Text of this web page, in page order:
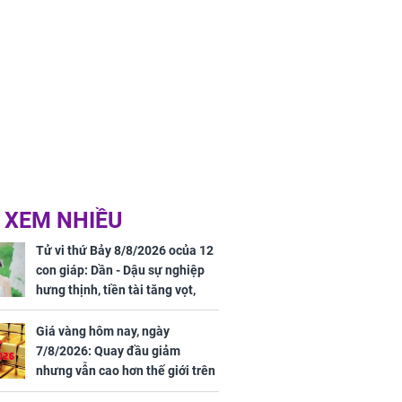
NHIỀU
Tử vi thứ Bảy 8/8/2026 ocủa 12
con giáp: Dần - Dậu sự nghiệp
hưng thịnh, tiền tài tăng vọt,
Mão - Thân công việc bất trắc,
tiền mất tật mang
Giá vàng hôm nay, ngày
7/8/2026: Quay đầu giảm
nhưng vẫn cao hơn thế giới trên
7 triệu đồng